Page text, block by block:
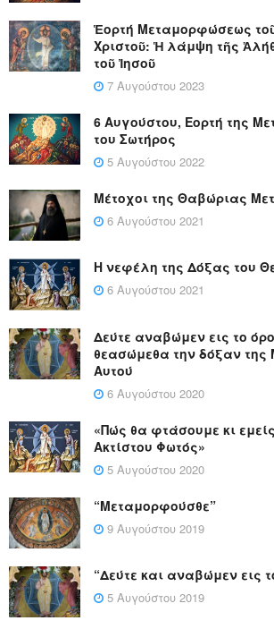
Ἑορτή Μεταμορφώσεως
Χριστοῦ: Ἡ λάμψη τῆς
τοῦ Ἰησοῦ
7 Αυγούστου 2023
6 Αυγούστου, Εορτή της
του Σωτήρος
5 Αυγούστου 2022
Μέτοχοι της Θαβώριας
6 Αυγούστου 2021
Η νεφέλη της Δόξας του
6 Αυγούστου 2021
Δεύτε αναβώμεν εις το
θεασώμεθα την δόξαν
Αυτού
6 Αυγούστου 2020
«Πώς θα φτάσουμε κι
Ακτίστου Φωτός»
5 Αυγούστου 2020
“Μεταμορφούσθε”
9 Αυγούστου 2019
“Δεύτε και αναβώμεν εις
5 Αυγούστου 2019